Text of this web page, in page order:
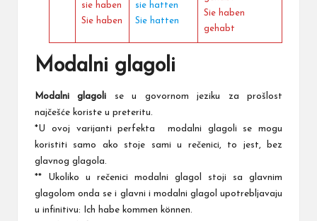
sie haben
Sie haben
sie hatten
Sie hatten
Sie haben
gehabt
Modalni glagoli
Modalni glagoli se u govornom jeziku za prošlost
najčešće koriste u preteritu.
*U ovoj varijanti perfekta modalni glagoli se mogu
koristiti samo ako stoje sami u rečenici, to jest, bez
glavnog glagola.
** Ukoliko u rečenici modalni glagol stoji sa glavnim
glagolom onda se i glavni i modalni glagol upotrebljavaju
u infinitivu: Ich habe kommen können.